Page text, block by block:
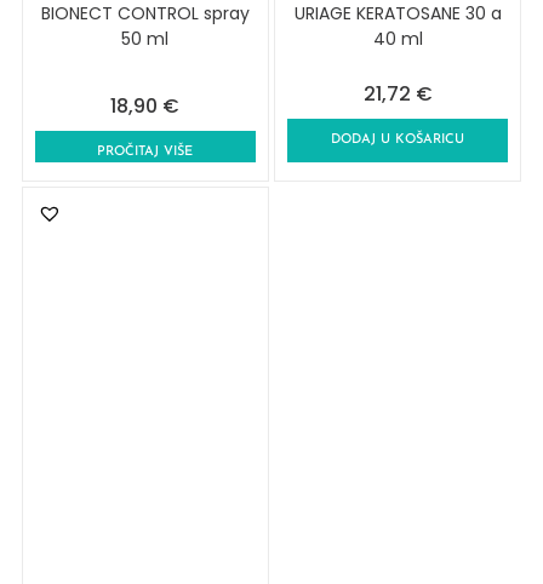
BIONECT CONTROL spray
50 ml
18,90 €
PROČITAJ VIŠE
URIAGE KERATOSANE 30 a
40 ml
21,72 €
DODAJ U KOŠARICU